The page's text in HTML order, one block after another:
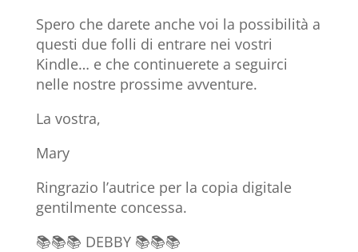
Spero che darete anche voi la possibilità a
questi due folli di entrare nei vostri
Kindle… e che continuerete a seguirci
nelle nostre prossime avventure.
La vostra,
Mary
Ringrazio l’autrice per la copia digitale
gentilmente concessa.
📚📚📚 DEBBY 📚📚📚